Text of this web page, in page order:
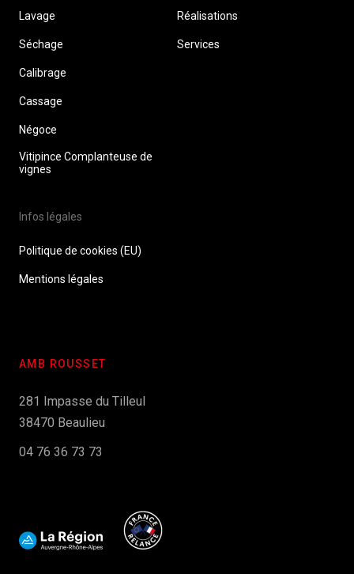
Lavage
Séchage
Calibrage
Cassage
Négoce
Vitipince Complanteuse de
vignes
Réalisations
Services
Infos légales
Politique de cookies (EU)
Mentions légales
AMB ROUSSET
281 Impasse du Tilleul
38470 Beaulieu
04 76 36 73 73